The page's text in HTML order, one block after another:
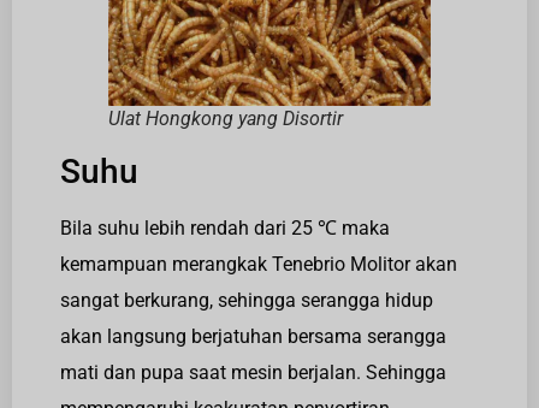
Ulat Hongkong yang Disortir
Suhu
Bila suhu lebih rendah dari 25 ℃ maka
kemampuan merangkak Tenebrio Molitor akan
sangat berkurang, sehingga serangga hidup
akan langsung berjatuhan bersama serangga
mati dan pupa saat mesin berjalan. Sehingga